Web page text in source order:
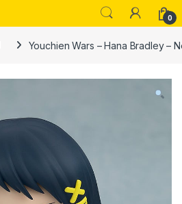
0
Youchien Wars – Hana Bradley –